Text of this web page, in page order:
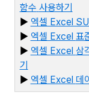
함수 사용하기
▶ 엑셀 Excel
▶ 엑셀 Excel 표
▶ 엑셀 Excel 삼
기
▶ 엑셀 Excel 데